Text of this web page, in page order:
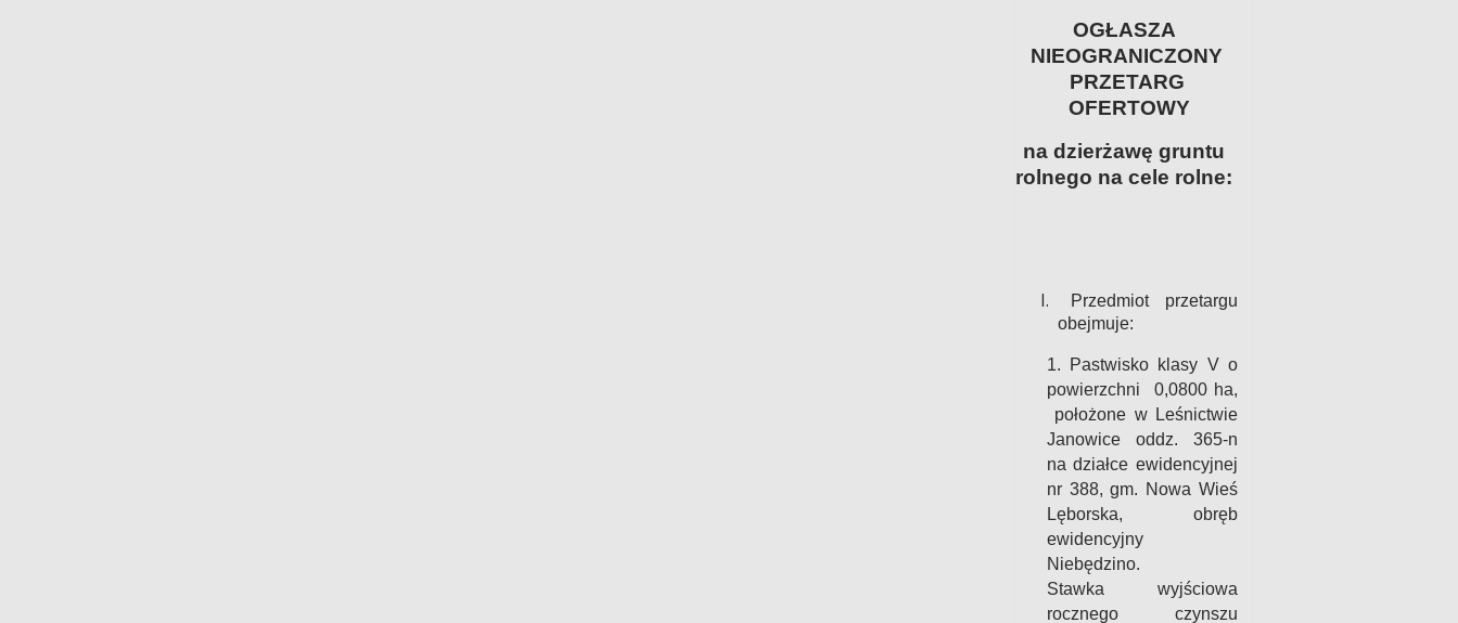
OGŁASZA
NIEOGRANICZONY
PRZETARG
OFERTOWY
na dzierżawę gruntu
rolnego na cele rolne:
Przedmiot przetargu
obejmuje:
1. Pastwisko klasy V o
powierzchni 0,0800 ha,
położone w Leśnictwie
Janowice oddz. 365-n
na działce ewidencyjnej
nr 388, gm. Nowa Wieś
Lęborska, obręb
ewidencyjny
Niebędzino.
Stawka wyjściowa
rocznego czynszu